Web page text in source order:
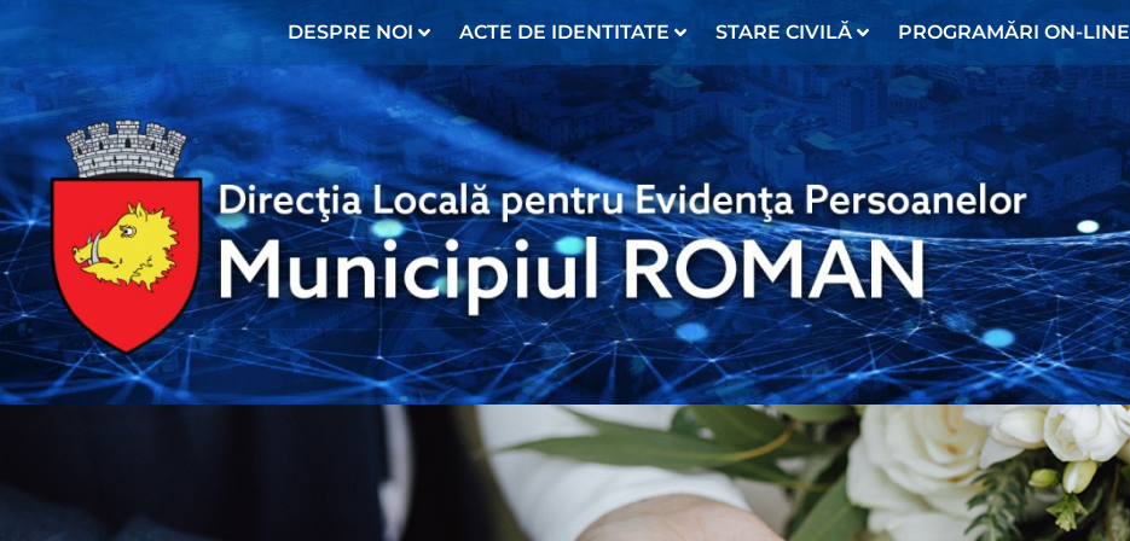
DESPRE NOI ACTE DE IDENTITATE STARE CIVILĂ PROGRAMĂRI ON-LINE